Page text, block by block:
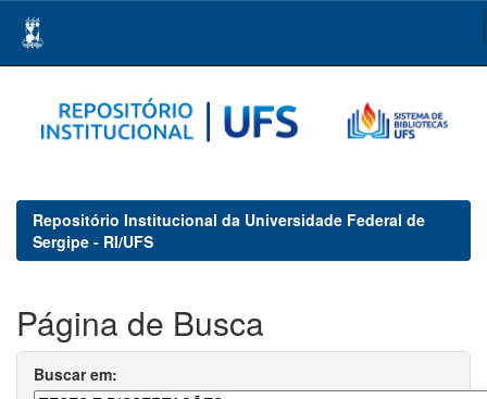
navigation
Repositório Institucional da Universidade Federal de
Sergipe - RI/UFS
Página de Busca
Buscar em: